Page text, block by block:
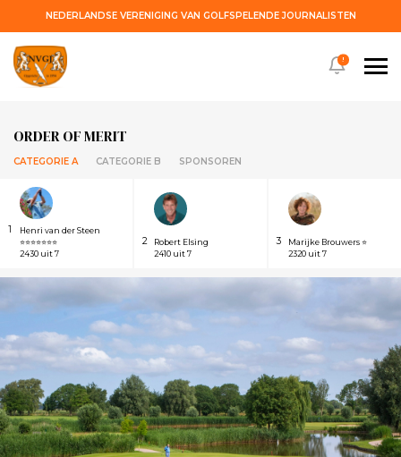
NEDERLANDSE VERENIGING VAN GOLFSPELENDE JOURNALISTEN
ORDER OF MERIT
CATEGORIE A CATEGORIE B SPONSOREN
1
Henri van der Steen
⭐⭐⭐⭐⭐⭐⭐
2430 uit 7
2
Robert Elsing
2410 uit 7
3
Marijke Brouwers ⭐
2320 uit 7
!